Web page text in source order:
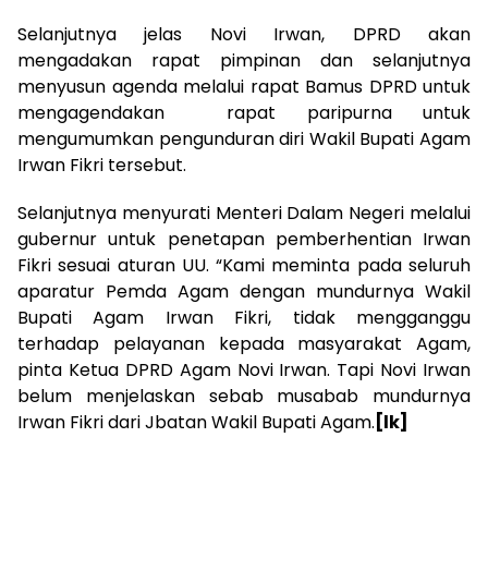
Selanjutnya jelas Novi Irwan, DPRD akan
mengadakan rapat pimpinan dan selanjutnya
menyusun agenda melalui rapat Bamus DPRD untuk
mengagendakan rapat paripurna untuk
mengumumkan pengunduran diri Wakil Bupati Agam
Irwan Fikri tersebut.
Selanjutnya menyurati Menteri Dalam Negeri melalui
gubernur untuk penetapan pemberhentian Irwan
Fikri sesuai aturan UU. “Kami meminta pada seluruh
aparatur Pemda Agam dengan mundurnya Wakil
Bupati Agam Irwan Fikri, tidak mengganggu
terhadap pelayanan kepada masyarakat Agam,
pinta Ketua DPRD Agam Novi Irwan. Tapi Novi Irwan
belum menjelaskan sebab musabab mundurnya
Irwan Fikri dari Jbatan Wakil Bupati Agam. [lk]